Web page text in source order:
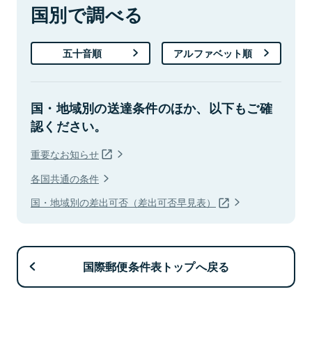
国別で調べる
五十音順 アルファベット順
国・地域別の送達条件のほか、以下もご確
認ください。
重要なお知らせ
各国共通の条件
国・地域別の差出可否（差出可否早見表）
国際郵便条件表トップへ戻る